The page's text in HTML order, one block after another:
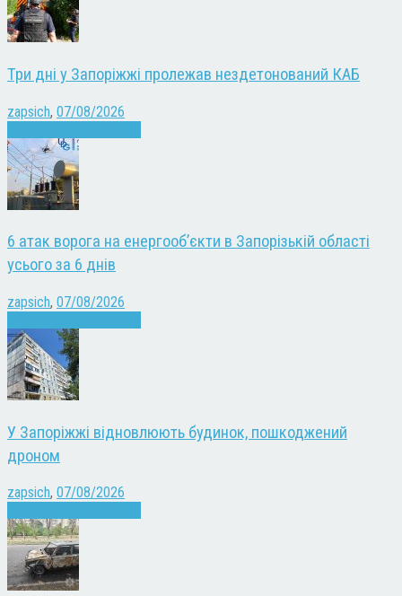
Три дні у Запоріжжі пролежав нездетонований КАБ
zapsich, 07/08/2026
6 атак ворога на енергооб’єкти в Запорізькій області
усього за 6 днів
zapsich, 07/08/2026
У Запоріжжі відновлюють будинок, пошкоджений
дроном
zapsich, 07/08/2026